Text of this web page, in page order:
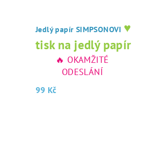
Jedlý papír SIMPSONOVI ♥
tisk na jedlý papír
🔥 OKAMŽITÉ
ODESLÁNÍ
99 Kč